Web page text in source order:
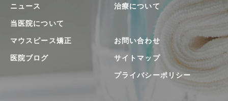
ニュース
当医院について
治療について
マウスピース矯正
医院ブログ
お問い合わせ
サイトマップ
プライバシーポリシー